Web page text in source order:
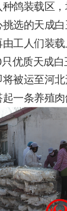
鸽装载区
选的天成
工人们装
只优质天成
被运至河北
一条养殖肉